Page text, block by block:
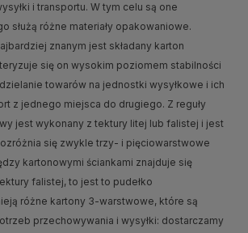
i transportu. W tym celu są one
służą różne materiały opakowaniowe.
znanym jest składany karton
się on wysokim poziomem stabilności
towarów na jednostki wysyłkowe i ich
z jednego miejsca do drugiego. Z reguły
jest wykonany z tektury litej lub falistej i jest
się zwykle trzy- i pięciowarstwowe
kartonowymi ściankami znajduje się
falistej, to jest to pudełko
różne kartony 3-warstwowe, które są
przechowywania i wysyłki: dostarczamy